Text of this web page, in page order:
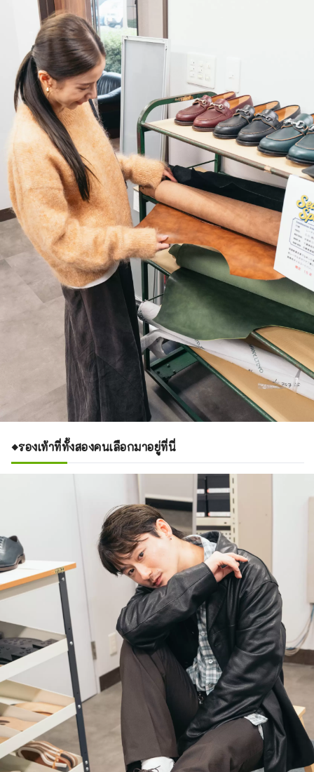
◆รองเท้าที่ทั้งสองคนเลือกมาอยู่ที่นี่